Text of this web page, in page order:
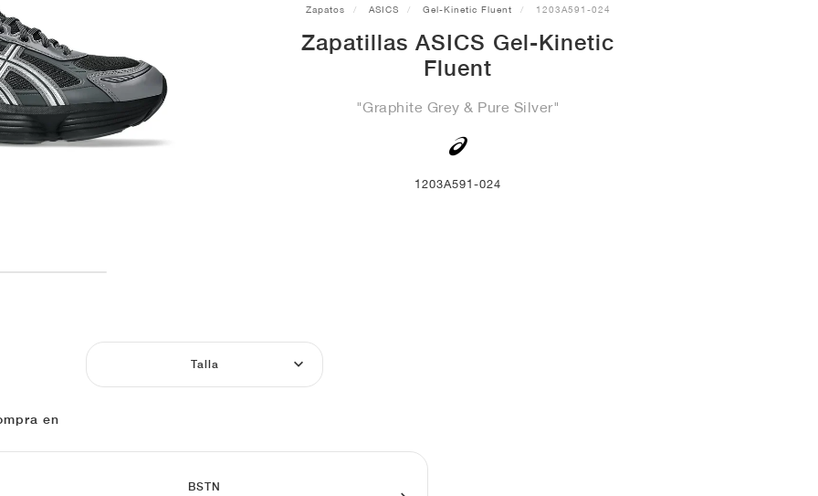
Zapatos ASICS Gel-Kinetic Fluent 1203A591-024
Zapatillas ASICS Gel-Kinetic
Fluent
"Graphite Grey & Pure Silver"
1203A591-024
Talla
en
BSTN